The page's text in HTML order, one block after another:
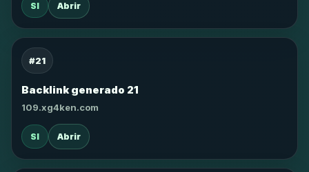
SI Abrir
#21
Backlink generado 21
109.xg4ken.com
SI Abrir